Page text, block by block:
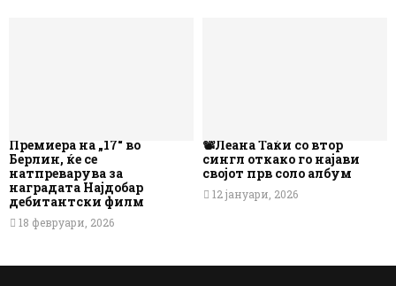
Премиера на „17“ во
Берлин, ќе се
натпреварува за
наградата Најдобар
дебитантски филм
18 февруари, 2026
📽️Леана Таќи со втор
сингл откако го најави
својот прв соло албум
12 јануари, 2026